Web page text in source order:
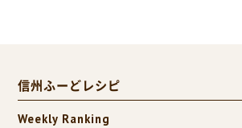
信州ふーどレシピ
Weekly Ranking